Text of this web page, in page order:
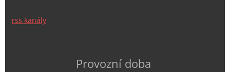
rss kanály
Provozní doba